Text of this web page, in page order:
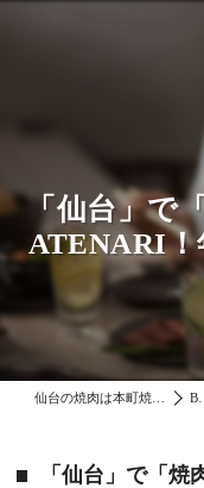
「仙台」で
ATENARI！
仙台の焼肉は本町焼肉DATENARI Blog
「仙台」で「焼